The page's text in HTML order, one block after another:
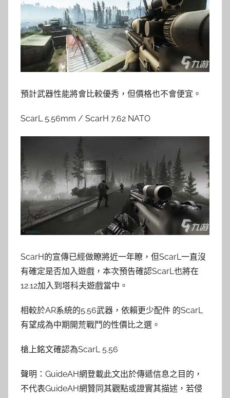
預計武器性能將會比較優秀，但價格也不會便宜。
ScarL 5.56mm / ScarH 7.62 NATO
ScarH的宣傳已經做瞭將近一年瞭，但ScarL一直沒
有確定是否加入遊戲，本次預告確認ScarL也將在
12.12加入到塔科夫遊戲當中。
相較於AR系統的5.56武器，依賴更少配件 的ScarL
有望成為中期開荒戰鬥的性價比之選。
槍上銘文確認為ScarL 5.56
聲明：GuideAH網登載此文出於傳遞信息之目的，
不代表GuideAH網贊同其觀點或證實其描述，若侵